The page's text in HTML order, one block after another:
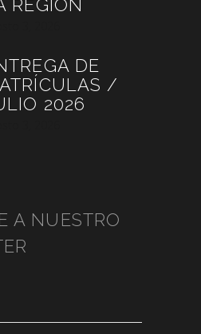
REGIÓN
DE
/
2026
A NUESTRO